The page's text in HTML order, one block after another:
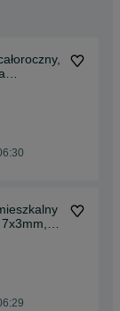
pod
klucz